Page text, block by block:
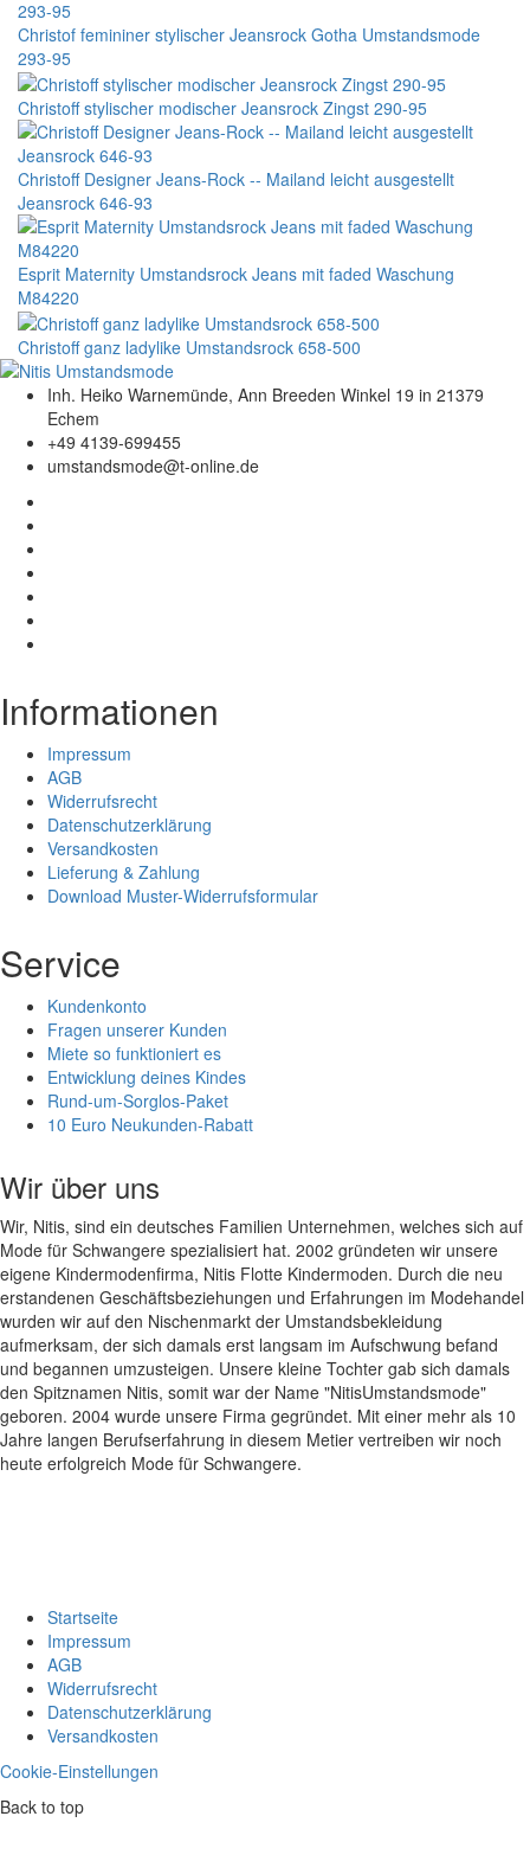
Christof femininer stylischer Jeansrock Gotha Umstandsmode
293-95
Christoff stylischer modischer Jeansrock Zingst 290-95
Christoff Designer Jeans-Rock -- Mailand leicht ausgestellt
Jeansrock 646-93
Esprit Maternity Umstandsrock Jeans mit faded Waschung
M84220
Christoff ganz ladylike Umstandsrock 658-500
Inh. Heiko Warnemünde, Ann Breeden Winkel 19 in 21379
Echem
+49 4139-699455
umstandsmode@t-online.de
Informationen
Impressum
AGB
Widerrufsrecht
Datenschutzerklärung
Versandkosten
Lieferung & Zahlung
Download Muster-Widerrufsformular
Service
Kundenkonto
Fragen unserer Kunden
Miete so funktioniert es
Entwicklung deines Kindes
Rund-um-Sorglos-Paket
10 Euro Neukunden-Rabatt
Wir über uns
Wir, Nitis, sind ein deutsches Familien Unternehmen, welches sich auf
Mode für Schwangere spezialisiert hat. 2002 gründeten wir unsere
eigene Kindermodenfirma, Nitis Flotte Kindermoden. Durch die neu
erstandenen Geschäftsbeziehungen und Erfahrungen im Modehandel
wurden wir auf den Nischenmarkt der Umstandsbekleidung
aufmerksam, der sich damals erst langsam im Aufschwung befand
und begannen umzusteigen. Unsere kleine Tochter gab sich damals
den Spitznamen Nitis, somit war der Name "NitisUmstandsmode"
geboren. 2004 wurde unsere Firma gegründet. Mit einer mehr als 10
Jahre langen Berufserfahrung in diesem Metier vertreiben wir noch
heute erfolgreich Mode für Schwangere.
Startseite
Impressum
AGB
Widerrufsrecht
Datenschutzerklärung
Versandkosten
Cookie-Einstellungen
Back to top